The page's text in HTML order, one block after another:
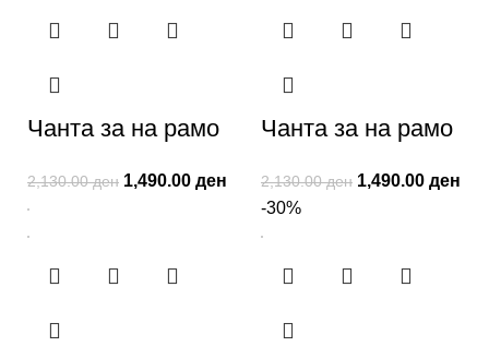
Чанта за на рамо
2,130.00ден 1,490.00 ден
Чанта за на рамо
2,130.00ден 1,490.00 ден
-30%